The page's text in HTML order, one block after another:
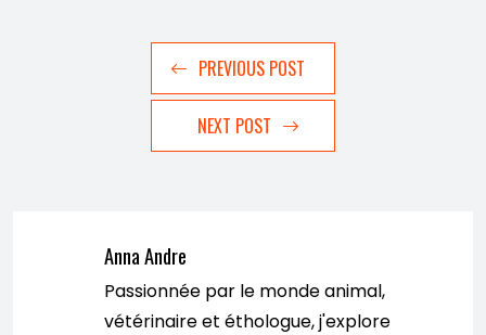
PREVIOUS POST
NEXT POST
Anna Andre
Passionnée par le monde animal,
vétérinaire et éthologue, j'explore